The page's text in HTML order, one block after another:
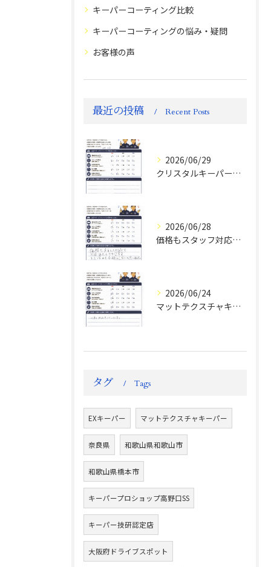
キーパーコーティング比較
キーパーコーティングの悩み・疑問
お客様の声
最近の投稿 Recent Posts
2026/06/29
クリスタルキーパー評判
2026/06/28
価格もスタッフ対応も大変満足！ランドクルーザーFJお客様の声
2026/06/24
マットテクスチャキーパー施工後のお客様の声
タグ Tags
EXキーパー マットテクスチャキーパー
奈良県 和歌山県和歌山市
和歌山県橋本市
キーパープロショップ高野口SS
キーパー技研認定店
大阪府ドライブスポット